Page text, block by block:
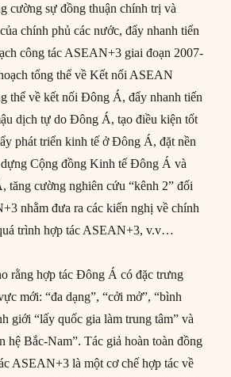
cường sự đồng thuận chính trị và
chính phủ các nước, đẩy nhanh tiến
công tác ASEAN+3 giai đoạn 2007-
tổng thể về Kết nối ASEAN
thể về kết nối Đông Á, đẩy nhanh tiến
dịch tự do Đông Á, tạo điều kiện tốt
phát triển kinh tế ở Đông Á, đặt nền
Cộng đồng Kinh tế Đông Á và
tăng cường nghiên cứu “kênh 2” đối
nhằm đưa ra các kiến nghị về chính
trình hợp tác ASEAN+3, v.v…
rằng hợp tác Đông Á có đặc trưng
mới: “đa dạng”, “cởi mở”, “bình
giới “lấy quốc gia làm trung tâm” và
hệ Bắc-Nam”. Tác giả hoàn toàn đồng
ASEAN+3 là một cơ chế hợp tác về